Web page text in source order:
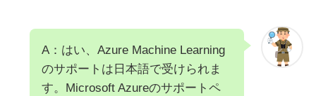
A：はい、Azure Machine Learning
のサポートは日本語で受けられま
す。Microsoft Azureのサポートペ